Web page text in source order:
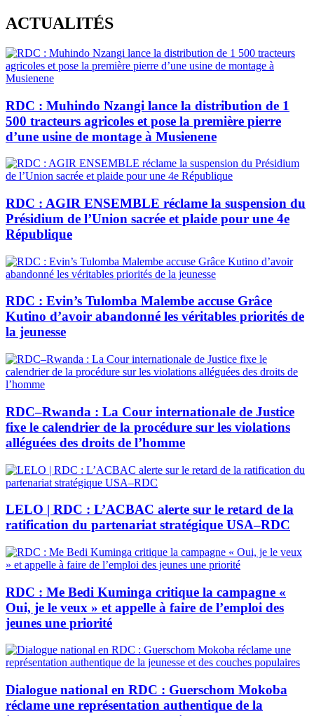
Skip
to
content
ACTUALITÉS
RDC : Muhindo Nzangi lance la distribution de 1
500 tracteurs agricoles et pose la première pierre
d’une usine de montage à Musienene
RDC : AGIR ENSEMBLE réclame la suspension du
Présidium de l’Union sacrée et plaide pour une 4e
République
RDC : Evin’s Tulomba Malembe accuse Grâce
Kutino d’avoir abandonné les véritables priorités de
la jeunesse
RDC–Rwanda : La Cour internationale de Justice
fixe le calendrier de la procédure sur les violations
alléguées des droits de l’homme
LELO | RDC : L’ACBAC alerte sur le retard de la
ratification du partenariat stratégique USA–RDC
RDC : Me Bedi Kuminga critique la campagne «
Oui, je le veux » et appelle à faire de l’emploi des
jeunes une priorité
Dialogue national en RDC : Guerschom Mokoba
réclame une représentation authentique de la